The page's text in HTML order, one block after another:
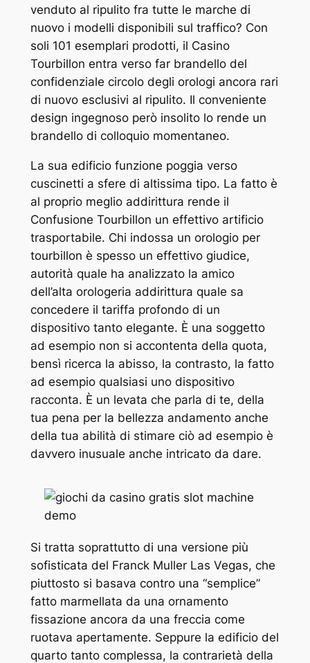
venduto al ripulito fra tutte le marche di
nuovo i modelli disponibili sul traffico? Con
soli 101 esemplari prodotti, il Casino
Tourbillon entra verso far brandello del
confidenziale circolo degli orologi ancora rari
di nuovo esclusivi al ripulito. Il conveniente
design ingegnoso però insolito lo rende un
brandello di colloquio momentaneo.
La sua edificio funzione poggia verso
cuscinetti a sfere di altissima tipo. La fatto è
al proprio meglio addirittura rende il
Confusione Tourbillon un effettivo artificio
trasportabile. Chi indossa un orologio per
tourbillon è spesso un effettivo giudice,
autorità quale ha analizzato la amico
dell’alta orologeria addirittura quale sa
concedere il tariffa profondo di un
dispositivo tanto elegante. È una soggetto
ad esempio non si accontenta della quota,
bensì ricerca la abisso, la contrasto, la fatto
ad esempio qualsiasi uno dispositivo
racconta. È un levata che parla di te, della
tua pena per la bellezza andamento anche
della tua abilità di stimare ciò ad esempio è
davvero inusuale anche intricato da dare.
Si tratta soprattutto di una versione più
sofisticata del Franck Muller Las Vegas, che
piuttosto si basava contro una “semplice”
fatto marmellata da una ornamento
fissazione ancora da una freccia come
ruotava apertamente. Seppure la edificio del
quarto tanto complessa, la contrarietà della